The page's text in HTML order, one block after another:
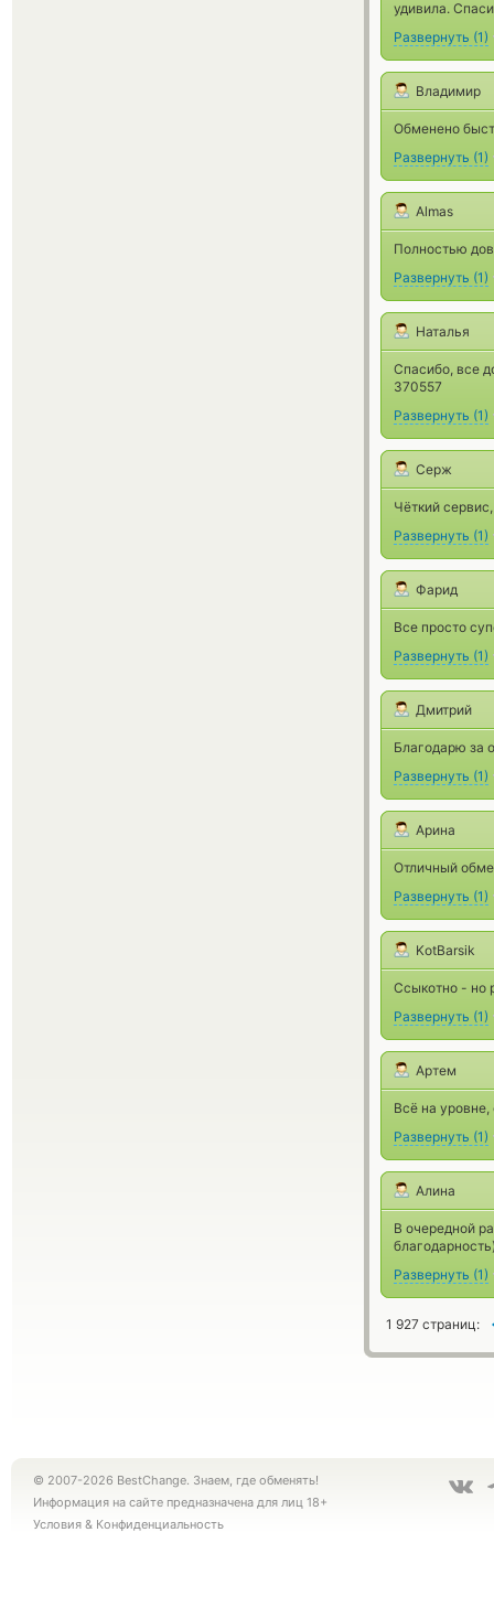
удивила.
Развернуть (1)
Владимир
Обменено
Развернуть (1)
Almas
Полностью
Развернуть (1)
Наталья
Спасибо, все
370557
Развернуть (1)
Серж
Чёткий
Развернуть (1)
Фарид
Все просто
Развернуть (1)
Дмитрий
Благодарю за
Развернуть (1)
Арина
Отличный
Развернуть (1)
KotBarsik
Ссыкотно - но
Развернуть (1)
Артем
Всё на
Развернуть (1)
Алина
В очередной
Развернуть (1)
1 927 страниц:
© 2007-2026 BestChange. Знаем, где обменять!
Информация на сайте предназначена для лиц 18+
Условия & Конфиденциальность